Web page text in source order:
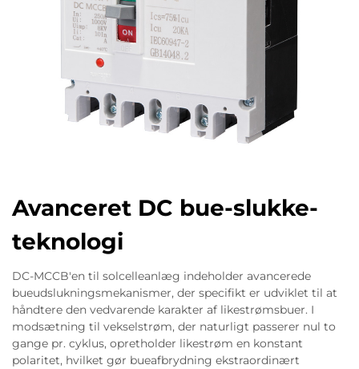
Avanceret DC bue-slukke-
teknologi
DC-MCCB'en til solcelleanlæg indeholder avancerede
bueudslukningsmekanismer, der specifikt er udviklet til at
håndtere den vedvarende karakter af likestrømsbuer. I
modsætning til vekselstrøm, der naturligt passerer nul to
gange pr. cyklus, opretholder likestrøm en konstant
polaritet, hvilket gør bueafbrydning ekstraordinært